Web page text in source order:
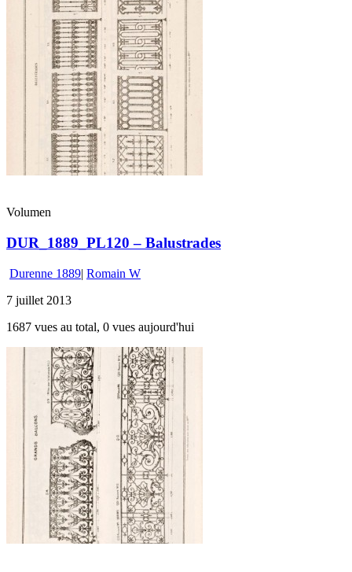
Volumen
DUR_1889_PL120 – Balustrades
Durenne 1889| Romain W
7 juillet 2013
1687 vues au total, 0 vues aujourd'hui